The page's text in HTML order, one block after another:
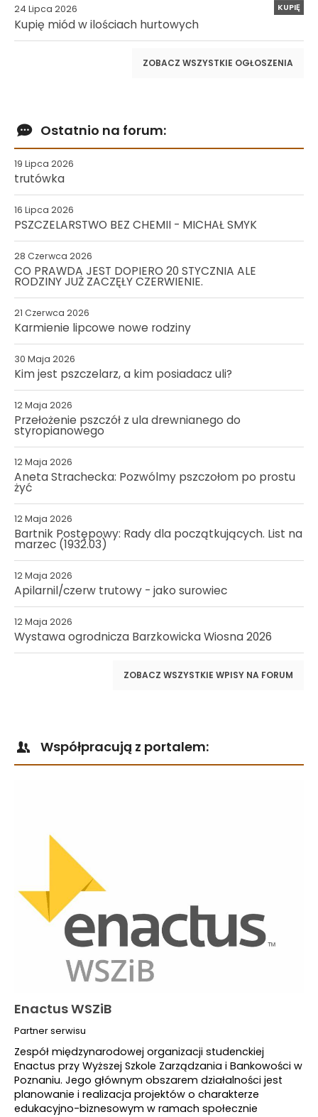
24 Lipca 2026 KUPIĘ
Kupię miód w ilościach hurtowych
ZOBACZ WSZYSTKIE OGŁOSZENIA
Ostatnio na forum:
19 Lipca 2026
trutówka
16 Lipca 2026
PSZCZELARSTWO BEZ CHEMII - MICHAŁ SMYK
28 Czerwca 2026
CO PRAWDA JEST DOPIERO 20 STYCZNIA ALE
RODZINY JUŻ ZACZĘŁY CZERWIENIE.
21 Czerwca 2026
Karmienie lipcowe nowe rodziny
30 Maja 2026
Kim jest pszczelarz, a kim posiadacz uli?
12 Maja 2026
Przełożenie pszczół z ula drewnianego do
styropianowego
12 Maja 2026
Aneta Strachecka: Pozwólmy pszczołom po prostu
żyć
12 Maja 2026
Bartnik Postępowy: Rady dla początkujących. List na
marzec (1932.03)
12 Maja 2026
Apilarnil/czerw trutowy - jako surowiec
12 Maja 2026
Wystawa ogrodnicza Barzkowicka Wiosna 2026
ZOBACZ WSZYSTKIE WPISY NA FORUM
Współpracują z portalem:
Enactus WSZiB
Partner serwisu
Zespół międzynarodowej organizacji studenckiej
Enactus przy Wyższej Szkole Zarządzania i Bankowości w
Poznaniu. Jego głównym obszarem działalności jest
planowanie i realizacja projektów o charakterze
edukacyjno-biznesowym w ramach społecznie